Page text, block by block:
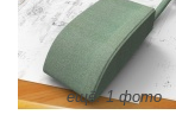
ещё: 1 фото